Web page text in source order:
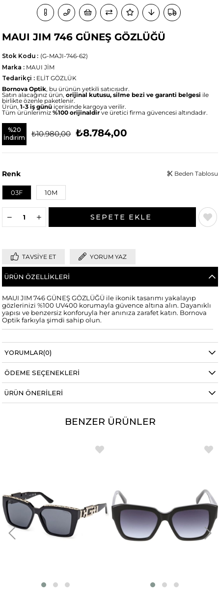
MAUI JIM 746 GÜNEŞ GÖZLÜĞÜ
(G-MAJI-746-62)
Stok Kodu
Marka : MAUI JİM
Tedarikçi : ELİT GÖZLÜK
Bornova Optik, bu ürünün yetkili satıcısıdır.
Satın alacağınız ürün,orijinal kutusu, silme bezi ve garanti belgesi ile
birlikte özenle paketlenir.
Ürün,1-3 iş günü içerisinde kargoya verilir.
Tüm ürünlerimiz%100 orijinaldirve üretici firma güvencesi altındadır.
%20
İndirim
₺10.980,00 ₺8.784,00
Renk
03F 10M
Beden Tablosu
TAVSIYE ET YORUM YAZ
ÜRÜN ÖZELLIKLERI
MAUI JIM 746 GÜNEŞ GÖZLÜĞÜ ile ikonik tasarımı yakalayıp
gözlerinizi %100 UV400 korumayla güvence altına alın. Dayanıklı
yapısı ve benzersiz konforuyla her anınıza zarafet katın. Bornova
Optik farkıyla şimdi sahip olun.
YORUMLAR(0)
ÖDEME SEÇENEKLERI
ÜRÜN ÖNERILERI
BENZER ÜRÜNLER